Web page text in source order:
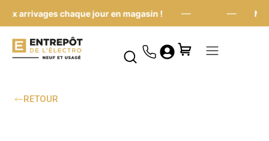
arrivages chaque jour en magasin ! — —
RETOUR